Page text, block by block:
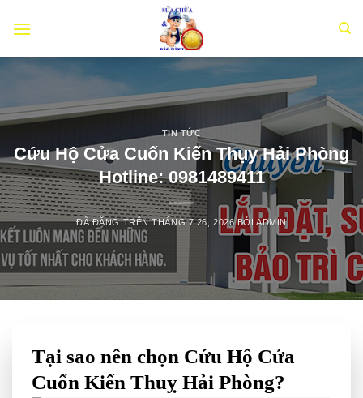
đến
TIN TỨC
Cứu Hộ Cửa Cuốn Kiến Thụy Hải Phòng
Hotline: 0981489411
ĐÃ ĐĂNG TRÊNTHÁNG 7 26, 2026 BỞIADMIN
Tại sao nên chọn Cứu Hộ Cửa
Cuốn Kiến Thuỵ Hải Phòng?